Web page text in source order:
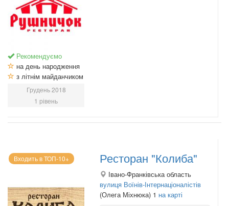
Рекомендуємо
на день народження
з літнім майданчиком
Грудень 2018
1 рівень
Входить в ТОП-10+ Ресторан "Колиба"
Івано-Франківська область
вулиця Воїнів-Інтернаціоналістів
(Олега Міхнюка) 1 на карті